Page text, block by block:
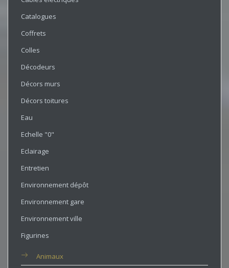
Catalogues
Coffrets
Colles
Décodeurs
Décors murs
Décors toitures
Eau
Echelle "0"
Eclairage
Entretien
Environnement dépôt
Environnement gare
Environnement ville
Figurines
Animaux